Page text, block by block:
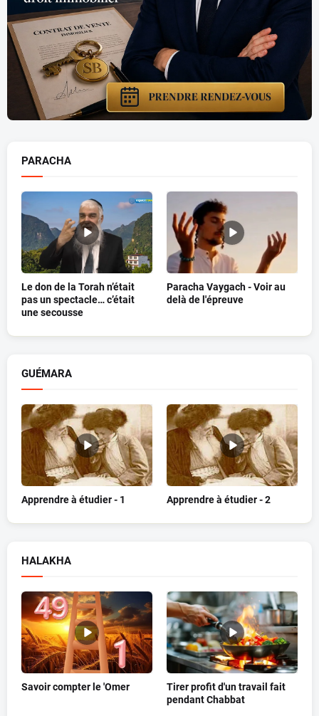
PARACHA
Le don de la Torah n’était
pas un spectacle… c’était
une secousse
Paracha Vaygach - Voir au
delà de l'épreuve
GUÉMARA
Apprendre à étudier - 1 Apprendre à étudier - 2
HALAKHA
Savoir compter le 'Omer
Tirer profit d'un travail fait
pendant Chabbat